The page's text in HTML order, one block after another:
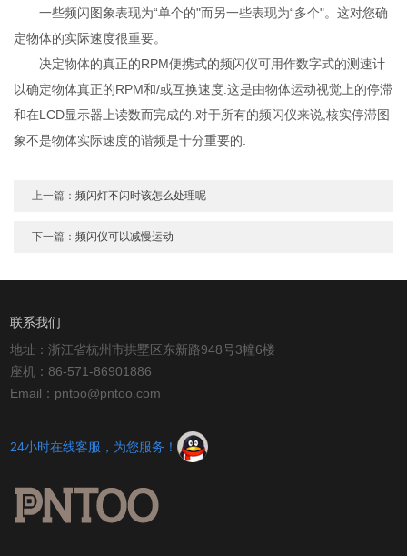
一些频闪图象表现为“单个的"而另一些表现为“多个"。这对您确
定物体的实际速度很重要。
决定物体的真正的RPM便携式的频闪仪可用作数字式的测速计
以确定物体真正的RPM和/或互换速度.这是由物体运动视觉上的停滞
和在LCD显示器上读数而完成的.对于所有的频闪仪来说,核实停滞图
象不是物体实际速度的谐频是十分重要的.
上一篇：频闪灯不闪时该怎么处理呢
下一篇：频闪仪可以减慢运动
联系我们
地址：浙江省杭州市拱墅区东新路948号3幢6楼
座机：86-571-86901886
Email：pntoo@pntoo.com
24小时在线客服，为您服务！